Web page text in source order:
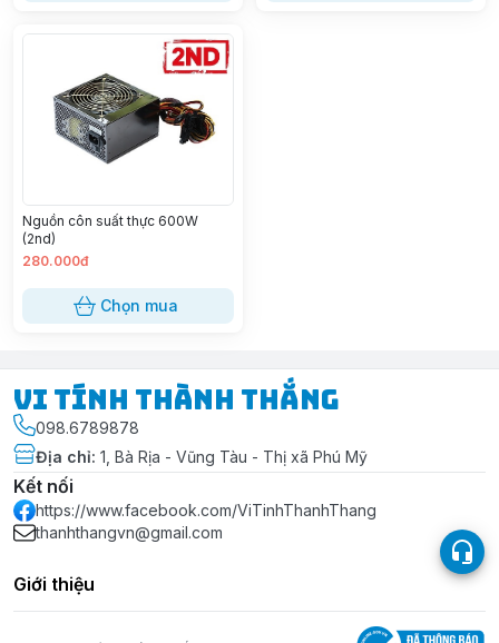
Nguồn côn suất thực 600W
(2nd)
280.000đ
Chọn mua
Vi Tính Thành Thắng
098.6789878
Địa chỉ: 1, Bà Rịa - Vũng Tàu - Thị xã Phú Mỹ
Kết nối
https://www.facebook.com/ViTinhThanhThang
thanhthangvn@gmail.com
Giới thiệu